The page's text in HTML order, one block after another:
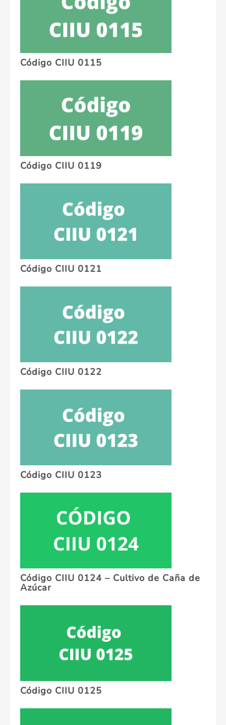
Código CIIU 0115
Código CIIU 0119
Código CIIU 0121
Código CIIU 0122
Código CIIU 0123
Código CIIU 0124 – Cultivo de Caña de
Azúcar
Código CIIU 0125